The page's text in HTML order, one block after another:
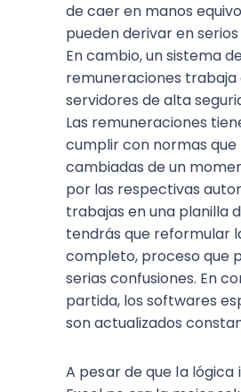
de caer en manos
pueden derivar en
En cambio, un sistema
remuneraciones trabaja
servidores de alta
Las remuneraciones
cumplir con normas que
cambiadas de un
por las respectivas
trabajas en una planilla
tendrás que reformular
completo, proceso que
serias confusiones. En
partida, los softwares
son actualizados
A pesar de que la lógica